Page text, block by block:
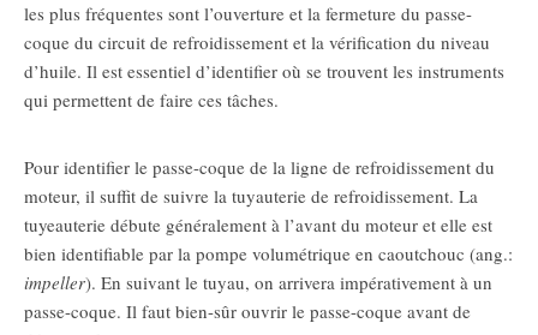
les plus fréquentes sont l’ouverture et la fermeture du passe-
coque du circuit de refroidissement et la vérification du niveau
d’huile. Il est essentiel d’identifier où se trouvent les instruments
qui permettent de faire ces tâches.
Pour identifier le passe-coque de la ligne de refroidissement du
moteur, il suffit de suivre la tuyauterie de refroidissement. La
tuyeauterie débute généralement à l’avant du moteur et elle est
bien identifiable par la pompe volumétrique en caoutchouc (ang.:
impeller). En suivant le tuyau, on arrivera impérativement à un
passe-coque. Il faut bien-sûr ouvrir le passe-coque avant de